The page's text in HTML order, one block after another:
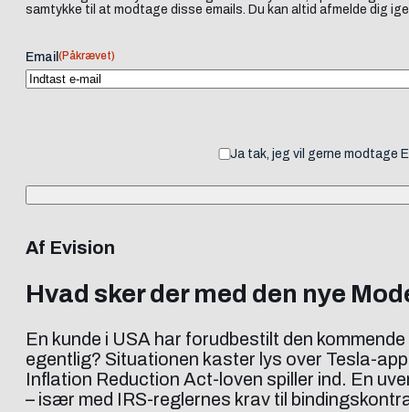
samtykke til at modtage disse emails. Du kan altid afmelde dig
Email (Påkrævet)
Ja tak, jeg vil gerne modtage
Af Evision
Hvad sker der med den nye
En kunde i USA har forudbestilt den
egentlig? Situationen kaster lys over Tesla-
Inflation Reduction Act-loven spiller ind. En
– især med IRS-reglernes krav til